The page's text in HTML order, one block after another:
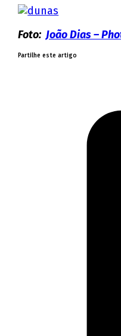
Foto:João Dias –
Partilhe este artigo